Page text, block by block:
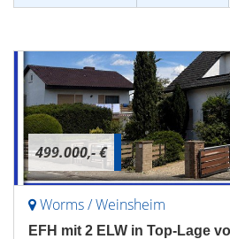
499.000,- €
Worms / Weinsheim
EFH mit 2 ELW in Top-Lage